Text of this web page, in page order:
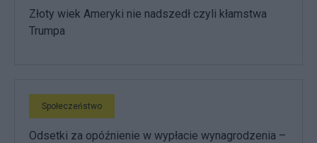
Złoty wiek Ameryki nie nadszedł czyli kłamstwa
Trumpa
Społeczeństwo
Odsetki za opóźnienie w wypłacie wynagrodzenia –